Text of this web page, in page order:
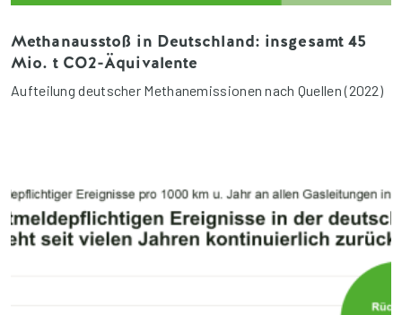
Methanausstoß in Deutschland: insgesamt 45
Mio. t CO2-Äquivalente
Aufteilung deutscher Methanemissionen nach Quellen (2022)